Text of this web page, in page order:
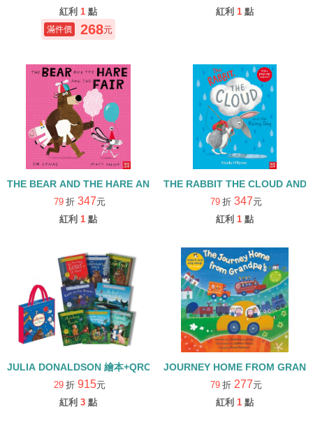
紅利 1 點
268元
紅利 1 點
THE BEAR AND THE HARE AND THE FAIR 繪本+QRcode
79 折 347元
紅利 1 點
THE RABBIT THE CLOUD AND
79 折 347元
紅利 1 點
JULIA DONALDSON 繪本+QRCODE套組(8冊合售)
29 折 915元
紅利 3 點
JOURNEY HOME FROM
79 折 277元
紅利 1 點